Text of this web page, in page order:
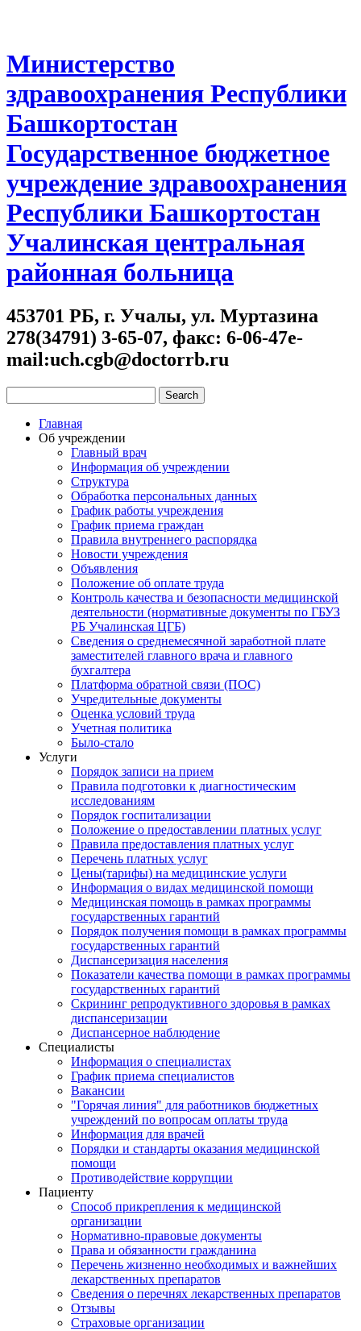
Министерство
здравоохранения Республики
Башкортостан
Государственное бюджетное
учреждение здравоохранения
Республики Башкортостан
Учалинская центральная
районная больница
453701 РБ, г. Учалы, ул. Муртазина
278(34791) 3-65-07, факс: 6-06-47e-
mail:uch.cgb@doctorrb.ru
Главная
Об учреждении
Главный врач
Информация об учреждении
Структура
Обработка персональных данных
График работы учреждения
График приема граждан
Правила внутреннего распорядка
Новости учреждения
Объявления
Положение об оплате труда
Контроль качества и безопасности медицинской
деятельности (нормативные документы по ГБУЗ
РБ Учалинская ЦГБ)
Сведения о среднемесячной заработной плате
заместителей главного врача и главного
бухгалтера
Платформа обратной связи (ПОС)
Учредительные документы
Оценка условий труда
Учетная политика
Было-стало
Услуги
Порядок записи на прием
Правила подготовки к диагностическим
исследованиям
Порядок госпитализации
Положение о предоставлении платных услуг
Правила предоставления платных услуг
Перечень платных услуг
Цены(тарифы) на медицинские услуги
Информация о видах медицинской помощи
Медицинская помощь в рамках программы
государственных гарантий
Порядок получения помощи в рамках программы
государственных гарантий
Диспансеризация населения
Показатели качества помощи в рамках программы
государственных гарантий
Скрининг репродуктивного здоровья в рамках
диспансеризации
Диспансерное наблюдение
Специалисты
Информация о специалистах
График приема специалистов
Вакансии
"Горячая линия" для работников бюджетных
учреждений по вопросам оплаты труда
Информация для врачей
Порядки и стандарты оказания медицинской
помощи
Противодействие коррупции
Пациенту
Способ прикрепления к медицинской
организации
Нормативно-правовые документы
Права и обязанности гражданина
Перечень жизненно необходимых и важнейших
лекарственных препаратов
Сведения о перечнях лекарственных препаратов
Отзывы
Страховые организации